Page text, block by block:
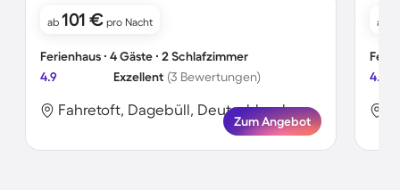
ab 101 € pro Nacht
Ferienhaus ∙ 4 Gäste ∙ 2 Schlafzimmer
4.9
Exzellent (3 Bewertungen)
Fahretoft, Dagebüll, Deutschland
Zum Angebot
ab
4.8